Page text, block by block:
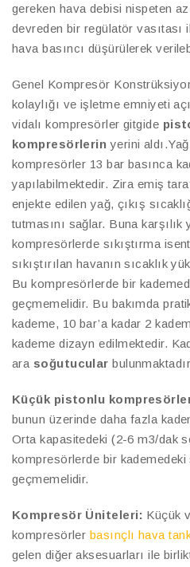
gereken hava debisi nispeten
devreden bir regülatör vasıtası
hava basıncı düşürülerek
Genel Kompresör
kolaylığı ve işletme emniyeti
vidalı kompresörler gitgide
kompresörlerin yerini
kompresörler 13 bar basınca
yapılabilmektedir. Zira emiş
enjekte edilen yağ, çıkış
tutmasını sağlar. Buna karşılık
kompresörlerde sıkıştırma
sıkıştırılan havanın sıcaklık
Bu kompresörlerde bir
geçmemelidir. Bu bakımda
kademe, 10 bar’a kadar 2
kademe dizayn edilmektedir.
ara soğutucular
Küçük pistonlu
bunun üzerinde daha fazla
Orta kapasitedeki (2-6 m3/dak
kompresörlerde bir kademedeki
geçmemelidir.
Kompresör Üniteleri: Küçük
kompresörler basınçlı hava
gelen diğer aksesuarları ile